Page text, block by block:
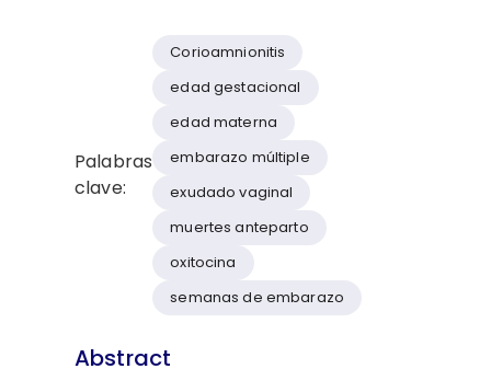
Palabras
clave:
Corioamnionitis
edad gestacional
edad materna
embarazo múltiple
exudado vaginal
muertes anteparto
oxitocina
semanas de embarazo
Abstract